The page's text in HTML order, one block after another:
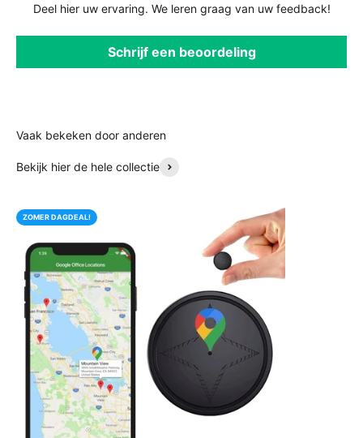
Deel hier uw ervaring. We leren graag van uw feedback!
Schrijf een beoordeling
Bekijk hier de hele collectie
ZOMER DAGDEAL!